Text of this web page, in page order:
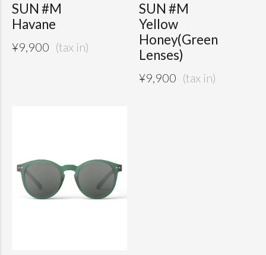
SUN #M
Havane
¥9,900
SUN #M
Yellow
Honey(Green
Lenses)
¥9,900